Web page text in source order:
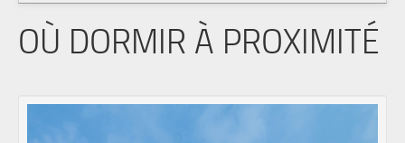
OÙ DORMIR À PROXIMITÉ